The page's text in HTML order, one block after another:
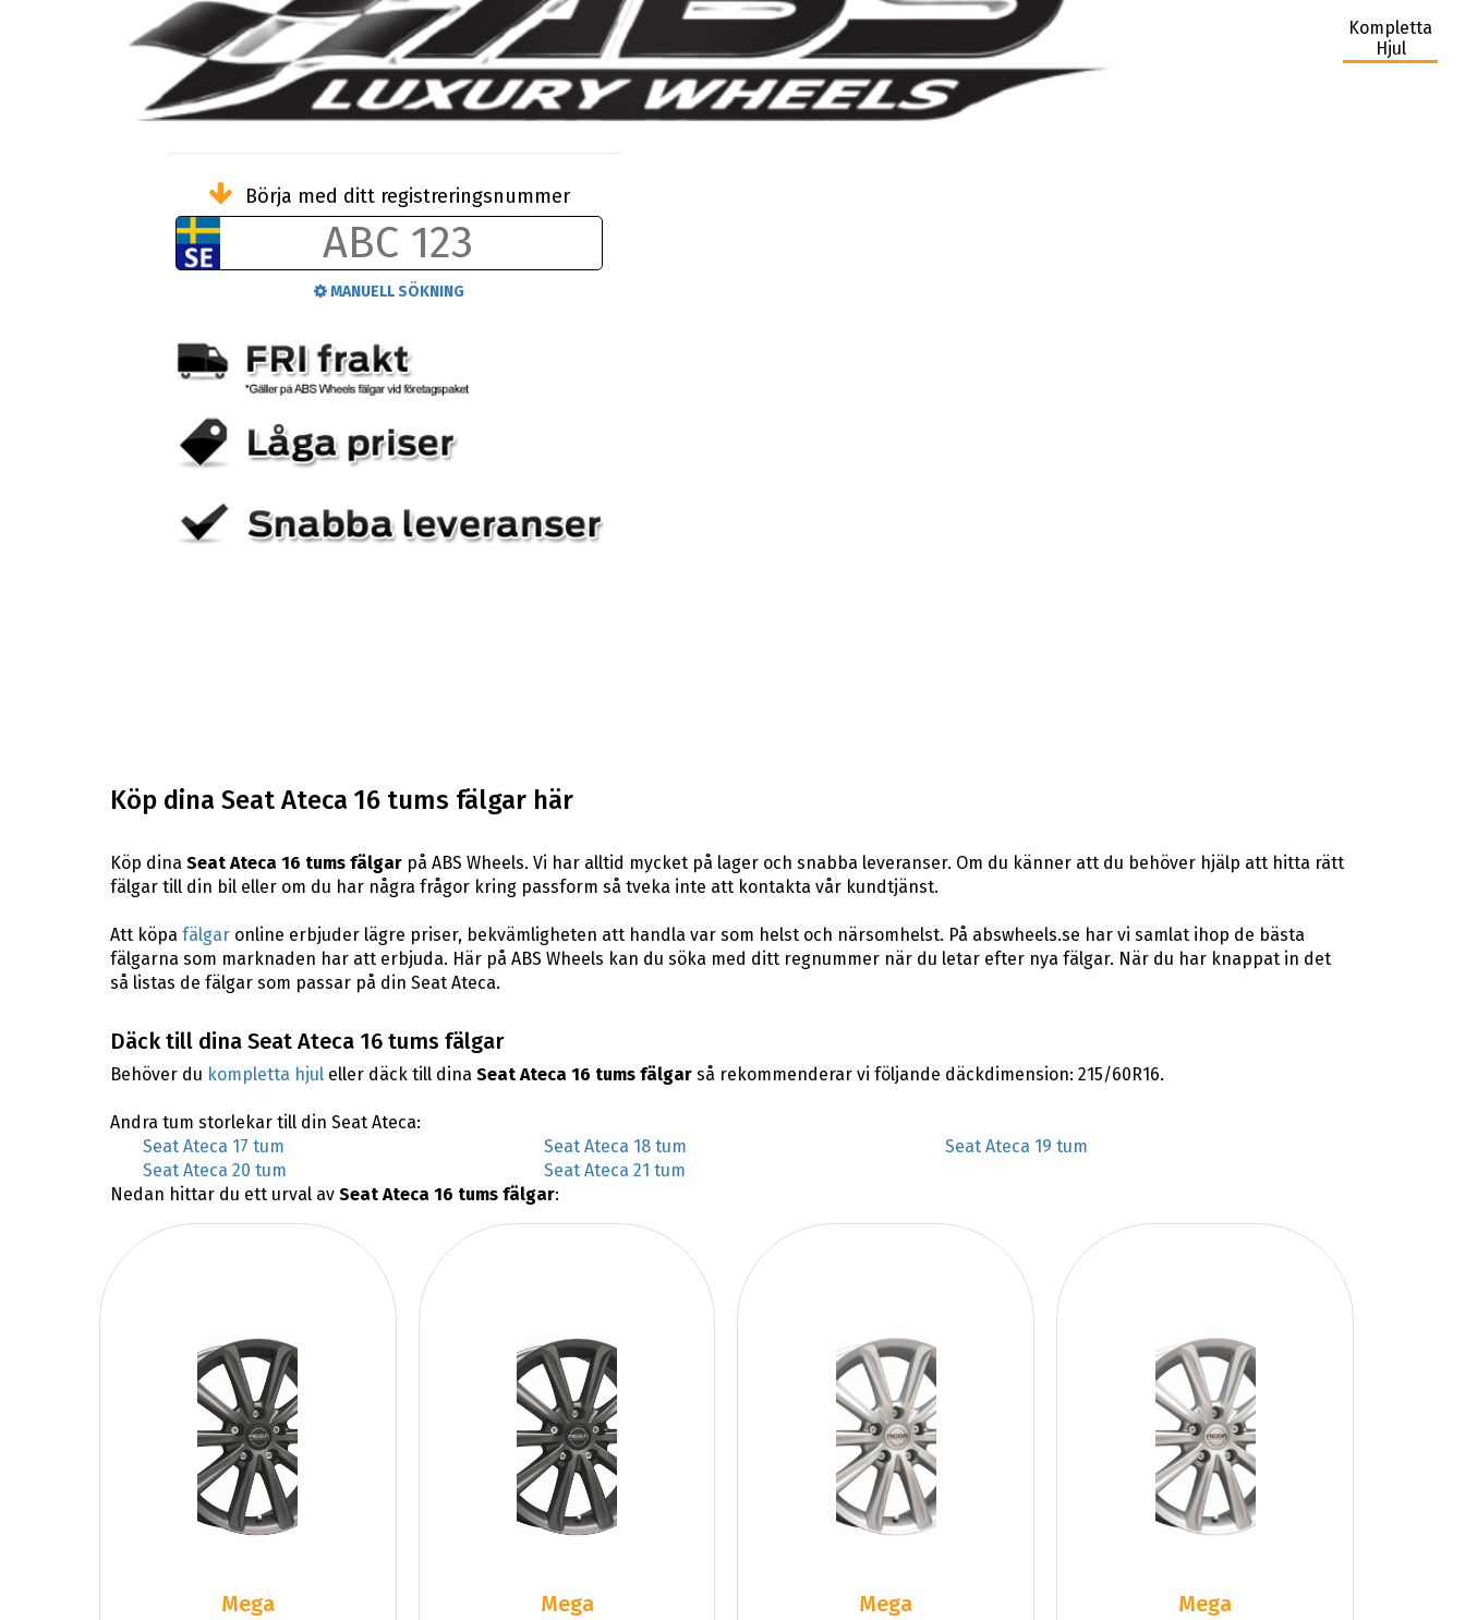
Kompletta
Hjul
Börja med ditt registreringsnummer
MANUELL SÖKNING
Köp dina Seat Ateca 16 tums fälgar här
Köp dina Seat Ateca 16 tums fälgarpå ABS Wheels. Vi har alltid mycket på lager och snabba leveranser. Om du känner att du behöver hjälp att hitta rätt
fälgar till din bil eller om du har några frågor kring passform så tveka inte att kontakta vår kundtjänst.
Att köpa fälgaronline erbjuder lägre priser, bekvämligheten att handla var som helst och närsomhelst. På abswheels.se har vi samlat ihop de bästa
fälgarna som marknaden har att erbjuda. Här på ABS Wheels kan du söka med ditt regnummer när du letar efter nya fälgar. När du har knappat in det
så listas de fälgar som passar på din Seat Ateca.
Däck till dina Seat Ateca 16 tums fälgar
Behöver du kompletta hjuleller däck till dina Seat Ateca 16 tums fälgarså rekommenderar vi följande däckdimension: 215/60R16.
Andra tum storlekar till din Seat Ateca:
Seat Ateca 17 tum
Seat Ateca 18 tum
Seat Ateca 19 tum
Seat Ateca 20 tum
Seat Ateca 21 tum
Nedan hittar du ett urval av Seat Ateca 16 tums fälgar:
Mega
Mega
Mega
Mega